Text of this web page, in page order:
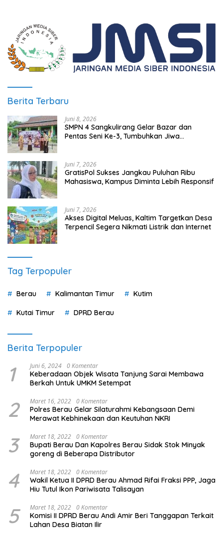
Berita Terbaru
Juni 8, 2026
SMPN 4 Sangkulirang Gelar Bazar dan
Pentas Seni Ke-3, Tumbuhkan Jiwa
Juni 7, 2026
GratisPol Sukses Jangkau Puluhan Ribu
Mahasiswa, Kampus Diminta Lebih Responsif
Juni 7, 2026
Akses Digital Meluas, Kaltim Targetkan Desa
Terpencil Segera Nikmati Listrik dan Internet
Tag Terpopuler
Berau Kalimantan Timur Kutim
Kutai Timur DPRD Berau
Berita Terpopuler
1 Juni 6, 2024 0 Komentar
Keberadaan Objek Wisata Tanjung Sarai Membawa
Berkah Untuk UMKM Setempat
2 Maret 16, 2022 0 Komentar
Polres Berau Gelar Silaturahmi Kebangsaan Demi
Merawat Kebhinekaan dan Keutuhan NKRI
3 Maret 18, 2022 0 Komentar
Bupati Berau Dan Kapolres Berau Sidak Stok Minyak
goreng di Beberapa Distributor
4 Maret 18, 2022 0 Komentar
Wakil Ketua II DPRD Berau Ahmad Rifai Fraksi PPP, Jaga
Hiu Tutul Ikon Pariwisata Talisayan
5 Maret 18, 2022 0 Komentar
Komisi II DPRD Berau Andi Amir Beri Tanggapan Terkait
Lahan Desa Biatan Ilir